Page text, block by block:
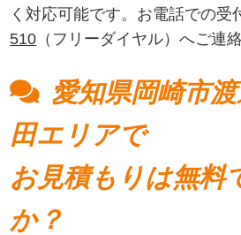
く対応可能です。お電話での受
510 （フリーダイヤル）へご連
愛知県岡崎市
田エリアで
お見積もりは無料
か？